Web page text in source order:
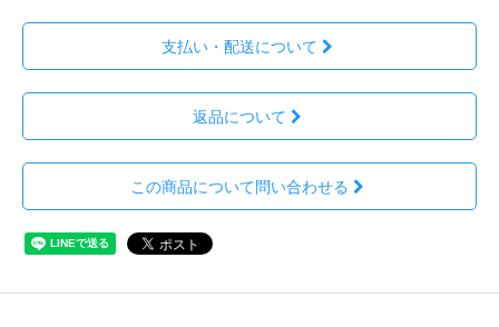
支払い・配送について
返品について
この商品について問い合わせる